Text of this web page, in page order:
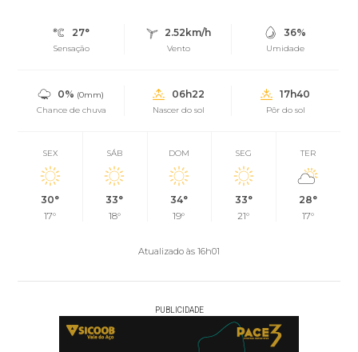
27°
Sensação
2.52km/h
Vento
36%
Umidade
0% (0mm)
Chance de chuva
06h22
Nascer do sol
17h40
Pôr do sol
SEX
30°
17°
SÁB
33°
18°
DOM
34°
19°
SEG
33°
21°
TER
28°
17°
Atualizado às 16h01
PUBLICIDADE